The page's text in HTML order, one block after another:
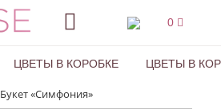
0
ЦВЕТЫ В КОРОБКЕ ЦВЕТЫ В
Букет «Симфония»